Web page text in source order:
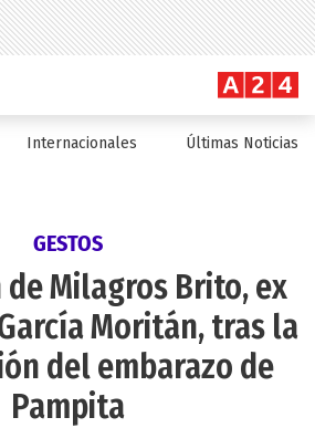
Internacionales Últimas Noticias
GESTOS
de Milagros Brito, ex
Moritán, tras la
del embarazo de
Pampita